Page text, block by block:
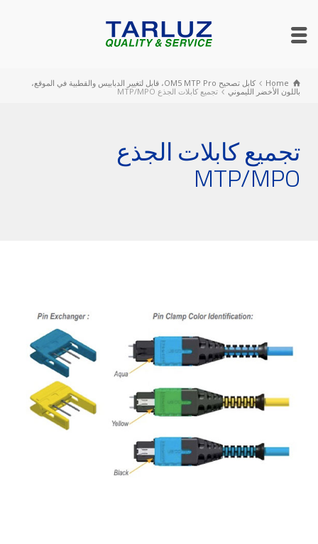
Home
كابل تصحيح OM5 MTP Pro، قابل لتغيير الدبابيس والقطبية في الموقع،
باللون الأخضر الليموني
تجميع كابلات الجذع MTP/MPO
تجميع كابلات الجذع
MTP/MPO